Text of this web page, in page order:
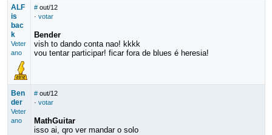
ALF
is
bac
k
Veter
ano
# out/12
· votar
Bender
vish to dando conta nao! kkkk
vou tentar participar! ficar fora de blues é heresia!
Ben
der
Veter
ano
# out/12
· votar
MathGuitar
isso ai, qro ver mandar o solo